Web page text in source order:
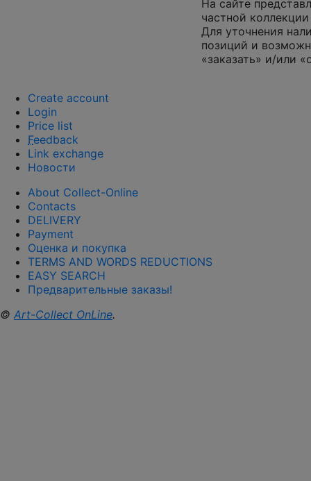
На сайте
частной
Для уточнения
позиций и
«заказать» и/или
Create account
Login
Price list
Feedback
Link exchange
Новости
About Collect-Online
Contacts
DELIVERY
Payment
Оценка и покупка
TERMS AND WORDS REDUCTIONS
EASY SEARCH
Предварительные заказы!
© Art-Collect OnLine.